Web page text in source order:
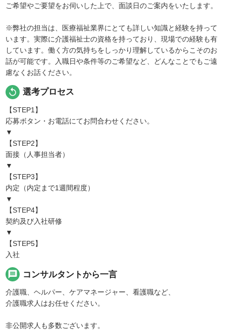
ご希望やご要望をお伺いした上で、面談日のご案内をいたします。
※弊社の担当は、医療福祉業界にとても詳しい知識と経験を持って
います。実際に介護福祉士の資格を持っており、現場での経験も有
しています。働く方の気持ちをしっかり理解しているからこそのお
話が可能です。入職日や条件等のご希望など、どんなことでもご遠
慮なくお話ください。
replay 選考プロセス
【STEP1】
応募ボタン・お電話にてお問合わせください。
▼
【STEP2】
面接（人事担当者）
▼
【STEP3】
内定（内定まで1週間程度）
▼
【STEP4】
契約及び入社研修
▼
【STEP5】
入社
message コンサルタントから一言
介護職、ヘルパー、ケアマネージャー、看護職など、
介護職求人はお任せください。
非公開求人も多数ございます。